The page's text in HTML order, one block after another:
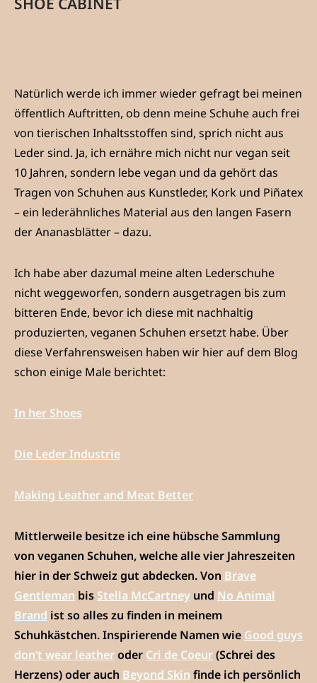
Natürlich werde ich immer wieder gefragt bei meinen
öffentlich Auftritten, ob denn meine Schuhe auch frei
von tierischen Inhaltsstoffen sind, sprich nicht aus
Leder sind. Ja, ich ernähre mich nicht nur vegan seit
10 Jahren, sondern lebe vegan und da gehört das
Tragen von Schuhen aus Kunstleder, Kork und Piñatex
– ein lederähnliches Material aus den langen Fasern
der Ananasblätter – dazu.
Ich habe aber dazumal meine alten Lederschuhe
nicht weggeworfen, sondern ausgetragen bis zum
bitteren Ende, bevor ich diese mit nachhaltig
produzierten, veganen Schuhen ersetzt habe. Über
diese Verfahrensweisen haben wir hier auf dem Blog
schon einige Male berichtet:
In her Shoes
Die Leder Industrie
Making Leather and Meat Better
Mittlerweile besitze ich eine hübsche Sammlung
von veganen Schuhen, welche alle vier Jahreszeiten
hier in der Schweiz gut abdecken. Von Brave
Gentleman bis Stella McCartney und No Animal
Brand ist so alles zu finden in meinem
Schuhkästchen. Inspirierende Namen wie Good guys
don’t wear leatheroder Cri de Coeur(Schrei des
Herzens) oder auch Beyond Skin finde ich persönlich